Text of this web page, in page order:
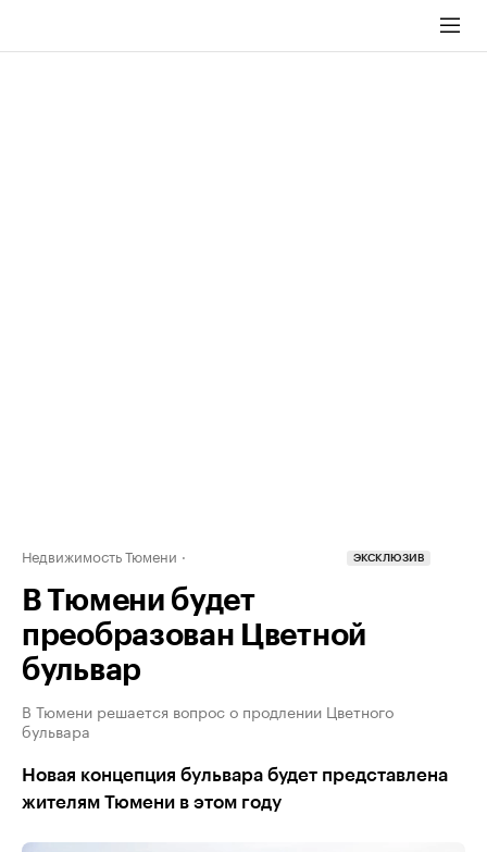
Недвижимость Тюмени ЭКСКЛЮЗИВ
В Тюмени будет
преобразован Цветной
бульвар
В Тюмени решается вопрос о продлении Цветного
бульвара
Новая концепция бульвара будет представлена
жителям Тюмени в этом году